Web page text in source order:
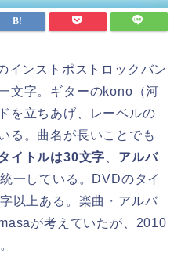
インストポストロックバン
文字。ギターのkono（河
を立ちあげ、レーベルの
る。曲名が長いことでも
イトルは30文字
アルバ
一している。DVDのタイ
以上ある。楽曲・アルバ
が考えていたが、2010